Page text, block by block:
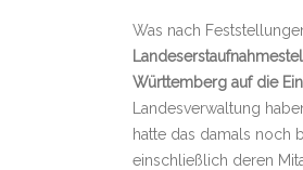
Was nach
Württemberg auf die
Landesverwaltung
hatte das damals noch
einschließlich deren